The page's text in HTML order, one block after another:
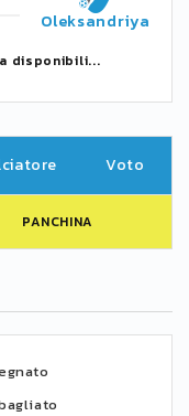
Oleksandriya
disponibili...
Voto
PANCHINA